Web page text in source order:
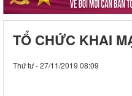
TỔ CHỨC KHAI
Thứ tư - 27/11/2019 08:09